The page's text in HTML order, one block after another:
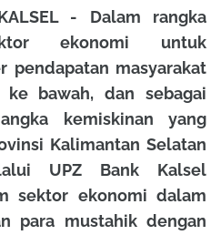
KALSEL - Dalam rangka
ekonomi untuk
pendapatan masyarakat
ke bawah, dan sebagai
kemiskinan yang
Kalimantan Selatan
UPZ Bank Kalsel
sektor ekonomi dalam
para mustahik dengan